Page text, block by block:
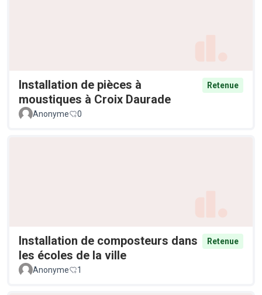
Installation de pièces à
moustiques à Croix Daurade
Retenue
Anonyme 0
Installation de composteurs dans
les écoles de la ville
Retenue
Anonyme 1